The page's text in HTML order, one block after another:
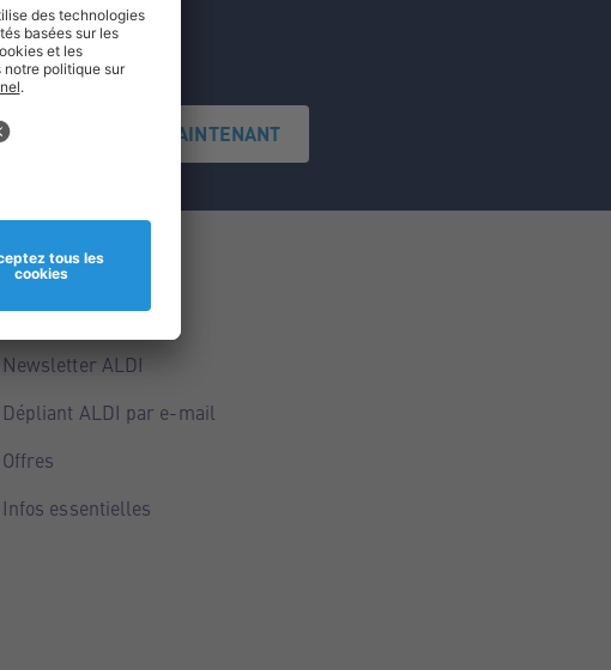
S'INSCRIRE MAINTENANT
Service
Points ALDI
Newsletter ALDI
Dépliant ALDI par e-mail
Offres
Infos essentielles